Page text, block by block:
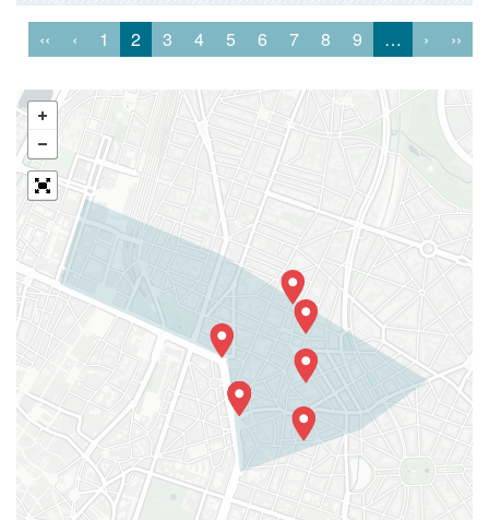
‹‹ ‹ 1 2 3 4 5 6 7 8 9 … › ››